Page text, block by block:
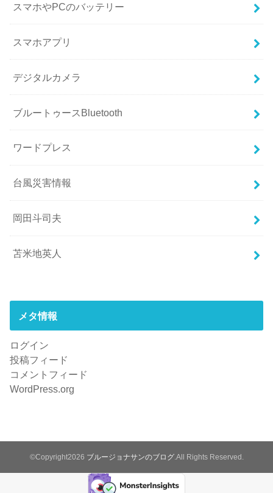
スマホやPCのバッテリー
スマホアプリ
デジタルカメラ
ブルートゥースBluetooth
ワードプレス
台風災害情報
岡田斗司夫
苫米地英人
メタ情報
ログイン
投稿フィード
コメントフィード
WordPress.org
©Copyright2026 ブルージョナサンのブログ.All Rights Reserved.